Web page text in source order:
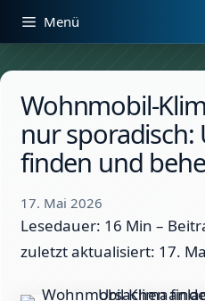
Zum
Inhalt
Menü
Wohnmobil-
nur sporadisch:
finden und
17. Mai 2026
Lesedauer: 16 Min –
zuletzt aktualisiert: 17.